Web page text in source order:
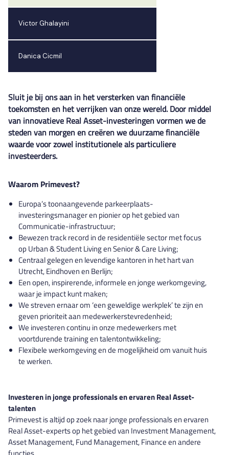
Victor Ghalayini
Danica Cicmil
Sluit je bij ons aan in het versterken van financiële
toekomsten en het verrijken van onze wereld. Door middel
van innovatieve Real Asset-investeringen vormen we de
steden van morgen en creëren we duurzame financiële
waarde voor zowel institutionele als particuliere
investeerders.
Waarom Primevest?
Europa’s toonaangevende parkeerplaats-
investeringsmanager en pionier op het gebied van
Communicatie-infrastructuur;
Bewezen track record in de residentiële sector met focus
op Urban & Student Living en Senior & Care Living;
Centraal gelegen en levendige kantoren in het hart van
Utrecht, Eindhoven en Berlijn;
Een open, inspirerende, informele en jonge werkomgeving,
waar je impact kunt maken;
We streven ernaar om ‘een geweldige werkplek’ te zijn en
geven prioriteit aan medewerkerstevredenheid;
We investeren continu in onze medewerkers met
voortdurende training en talentontwikkeling;
Flexibele werkomgeving en de mogelijkheid om vanuit huis
te werken.
Investeren in jonge professionals en ervaren Real Asset-
talenten
Primevest is altijd op zoek naar jonge professionals en ervaren
Real Asset-experts op het gebied van Investment Management,
Asset Management, Fund Management, Finance en andere